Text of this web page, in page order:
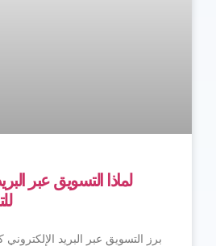
لماذا التسويق عبر
برز التسويق عبر البريد